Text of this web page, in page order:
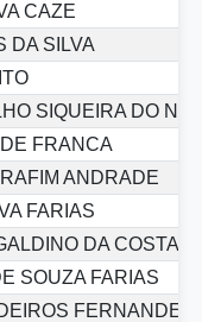
CAZE
DA SILVA
SIQUEIRA DO
FRANCA
ANDRADE
FARIAS
DA COSTA
SOUZA FARIAS
FERNANDES